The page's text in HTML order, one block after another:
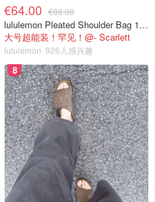
€64.00 €88.00
lululemon Pleated Shoulder Bag 10L 单肩包
大号超能装！罕见！@- Scarlett
lululemon 926人感兴趣
8